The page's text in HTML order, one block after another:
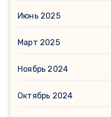
Июнь 2025
Март 2025
Ноябрь 2024
Октябрь 2024